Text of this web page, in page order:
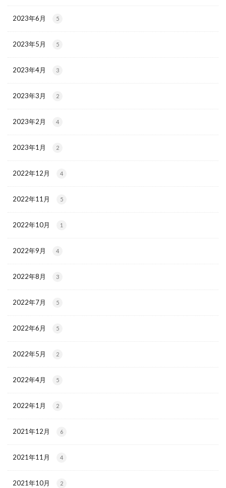
2023年6月 5
2023年5月 5
2023年4月 3
2023年3月 2
2023年2月 4
2023年1月 2
2022年12月 4
2022年11月 5
2022年10月 1
2022年9月 4
2022年8月 3
2022年7月 5
2022年6月 5
2022年5月 2
2022年4月 5
2022年1月 2
2021年12月 6
2021年11月 4
2021年10月 2